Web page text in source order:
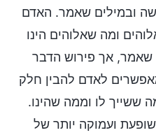
ובמילים שאמר. האדם
ומה שאלוהים הינו
שאמר, אך פירוש הדבר
לאדם להבין חלק
ששייך לו וממה שהינו.
ועמוקה יותר של